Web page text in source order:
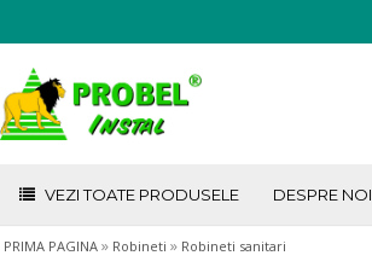
VEZI TOATE PRODUSELE DESPRE NOI
PRIMA PAGINA » Robineti » Robineti sanitari